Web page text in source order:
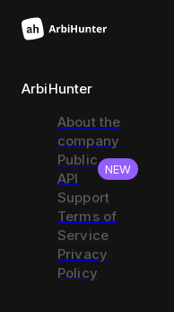
ArbiHunter
About the
company
Public
API
NEW
Support
Terms of
Service
Privacy
Policy